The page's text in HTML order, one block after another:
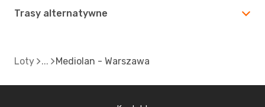
Trasy alternatywne
Loty Mediolan - Warszawa